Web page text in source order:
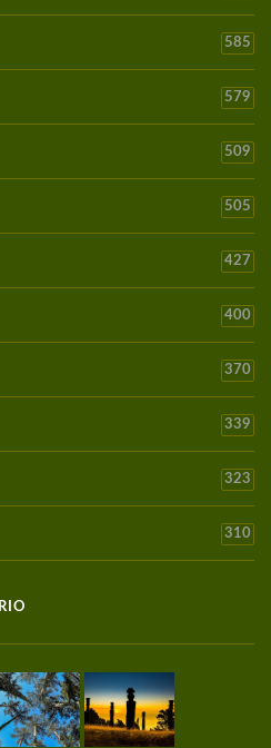
585
579
509
505
427
400
370
339
323
310